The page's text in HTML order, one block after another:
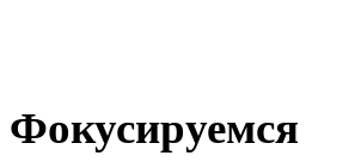
Фокусируемся